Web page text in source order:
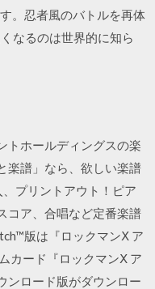
。忍者風のバトルを再体
なるのは世界的に知ら
トホールディングスの楽
楽譜」なら、欲しい楽譜
プリントアウト！ピア
コア、合唱など定番楽譜
版は『ロックマンⅩ ア
カード『ロックマンⅩ ア
ンロード版がダウンロー